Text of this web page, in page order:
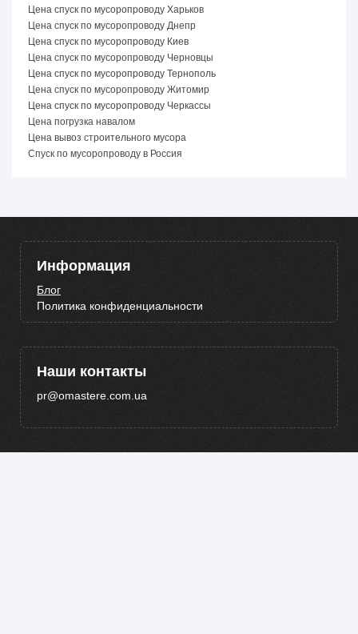
Цена спуск по мусоропроводу Харьков
Цена спуск по мусоропроводу Днепр
Цена спуск по мусоропроводу Киев
Цена спуск по мусоропроводу Черновцы
Цена спуск по мусоропроводу Тернополь
Цена спуск по мусоропроводу Житомир
Цена спуск по мусоропроводу Черкассы
Цена погрузка навалом
Цена вывоз строительного мусора
Спуск по мусоропроводу в Россия
Информация
Блог
Политика конфиденциальности
Наши контакты
pr@omastere.com.ua